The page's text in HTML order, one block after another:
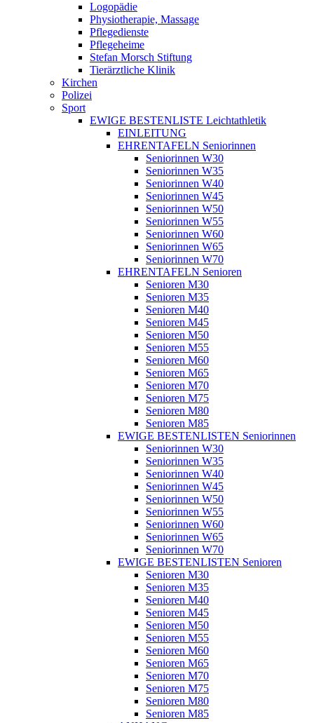
Logopädie
Physiotherapie, Massage
Pflegedienste
Pflegeheime
Stefan Morsch Stiftung
Tierärztliche Klinik
Kirchen
Polizei
Sport
EWIGE BESTENLISTE Leichtathletik
EINLEITUNG
EHRENTAFELN Seniorinnen
Seniorinnen W30
Seniorinnen W35
Seniorinnen W40
Seniorinnen W45
Seniorinnen W50
Seniorinnen W55
Seniorinnen W60
Seniorinnen W65
Seniorinnen W70
EHRENTAFELN Senioren
Senioren M30
Senioren M35
Senioren M40
Senioren M45
Senioren M50
Senioren M55
Senioren M60
Senioren M65
Senioren M70
Senioren M75
Senioren M80
Senioren M85
EWIGE BESTENLISTEN Seniorinnen
Seniorinnen W30
Seniorinnen W35
Seniorinnen W40
Seniorinnen W45
Seniorinnen W50
Seniorinnen W55
Seniorinnen W60
Seniorinnen W65
Seniorinnen W70
EWIGE BESTENLISTEN Senioren
Senioren M30
Senioren M35
Senioren M40
Senioren M45
Senioren M50
Senioren M55
Senioren M60
Senioren M65
Senioren M70
Senioren M75
Senioren M80
Senioren M85